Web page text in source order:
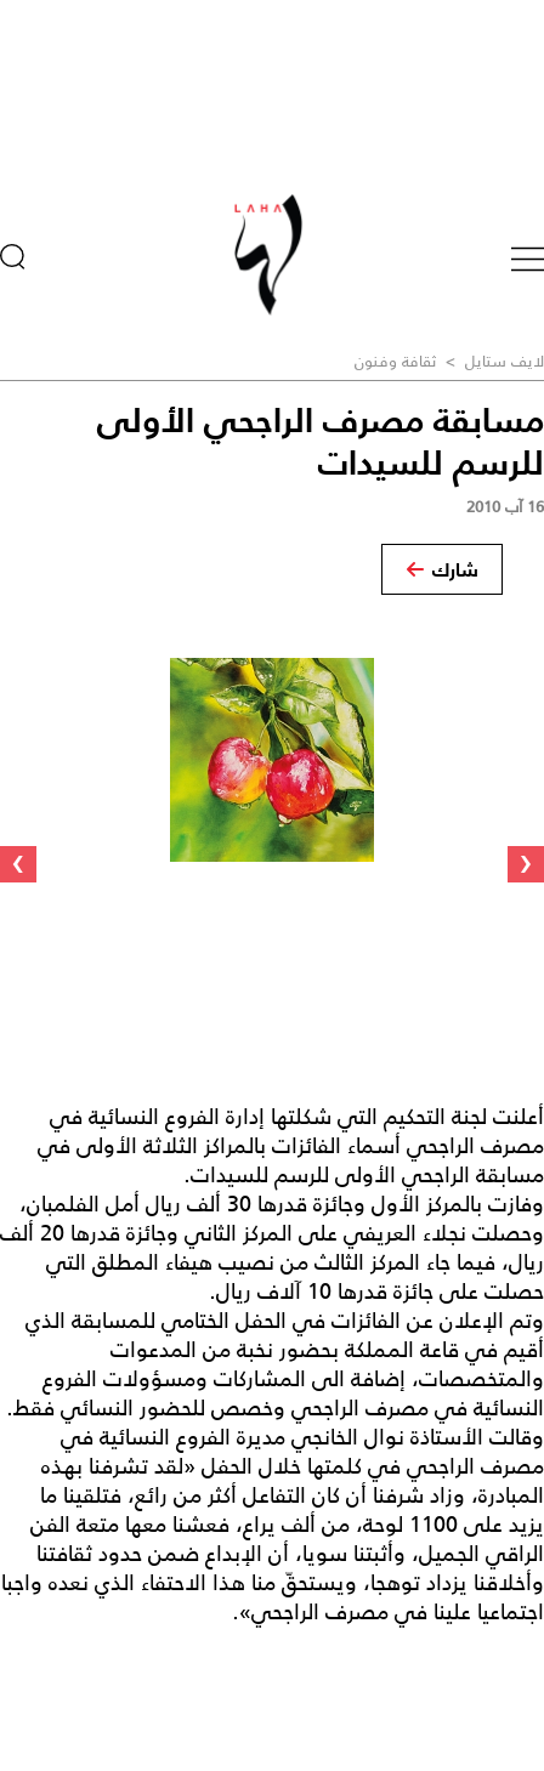
لايف ستايل > ثقافة وفنون
مسابقة مصرف الراجحي الأولى
للرسم للسيدات
16 آب 2010
شارك
‹
›
أعلنت لجنة التحكيم التي شكلتها إدارة الفروع النسائية في
مصرف الراجحي أسماء الفائزات بالمراكز الثلاثة الأولى في
مسابقة الراجحي الأولى للرسم للسيدات.
وفازت بالمركز الأول وجائزة قدرها 30 ألف ريال أمل الفلمبان،
وحصلت نجلاء العريفي على المركز الثاني وجائزة قدرها 20 ألف
ريال، فيما جاء المركز الثالث من نصيب هيفاء المطلق التي
حصلت على جائزة قدرها 10 آلاف ريال.
وتم الإعلان عن الفائزات في الحفل الختامي للمسابقة الذي
أقيم في قاعة المملكة بحضور نخبة من المدعوات
والمتخصصات، إضافة الى المشاركات ومسؤولات الفروع
النسائية في مصرف الراجحي وخصص للحضور النسائي فقط.
وقالت الأستاذة نوال الخانجي مديرة الفروع النسائية في
مصرف الراجحي في كلمتها خلال الحفل «لقد تشرفنا بهذه
المبادرة، وزاد شرفنا أن كان التفاعل أكثر من رائع، فتلقينا ما
يزيد على 1100 لوحة، من ألف يراع، فعشنا معها متعة الفن
الراقي الجميل، وأثبتنا سويا، أن الإبداع ضمن حدود ثقافتنا
وأخلاقنا يزداد توهجا، ويستحقّ منا هذا الاحتفاء الذي نعده واجبا
اجتماعيا علينا في مصرف الراجحي».